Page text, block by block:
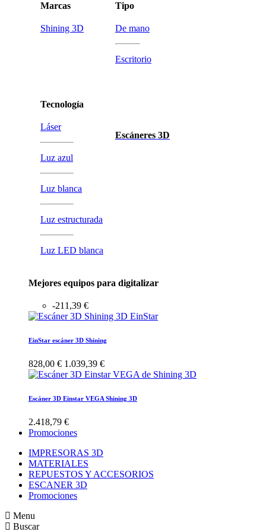
Marcas
Shining 3D
Tecnología
Láser
Luz azul
Luz blanca
Luz estructurada
Luz LED blanca
Tipo
De mano
Escritorio
Escáneres 3D
Mejores equipos para digitalizar
-211,39 €
EinStar escáner 3D Shining
828,00 € 1.039,39 €
Escáner 3D Einstar VEGA Shining 3D
2.418,79 €
Promociones
IMPRESORAS 3D
MATERIALES
REPUESTOS Y ACCESORIOS
ESCANER 3D
Promociones
Menu
Buscar